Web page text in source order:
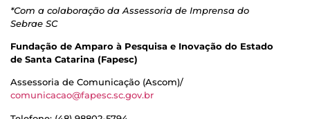
*Com a colaboração da Assessoria de Imprensa do
Sebrae SC
Fundação de Amparo à Pesquisa e Inovação do Estado
de Santa Catarina (Fapesc)
Assessoria de Comunicação (Ascom)/
comunicacao@fapesc.sc.gov.br